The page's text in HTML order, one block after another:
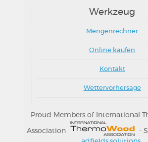
Werkzeug
Mengenrechner
Online kaufen
Kontakt
Wettervorhersage
Proud Members of International
Association
-